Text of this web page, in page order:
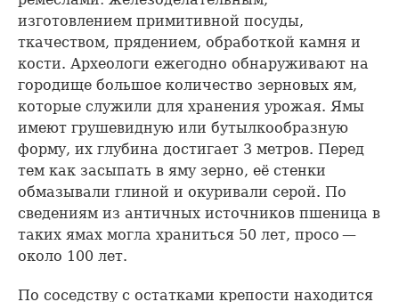
изготовлением примитивной посуды,
ткачеством, прядением, обработкой камня и
кости. Археологи ежегодно обнаруживают на
городище большое количество зерновых ям,
которые служили для хранения урожая. Ямы
имеют грушевидную или бутылкообразную
форму, их глубина достигает 3 метров. Перед
тем как засыпать в яму зерно, её стенки
обмазывали глиной и окуривали серой. По
сведениям из античных источников пшеница в
таких ямах могла храниться 50 лет, просо —
около 100 лет.
По соседству с остатками крепости находится